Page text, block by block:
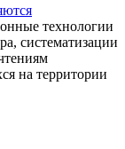
технологии
систематизации
на территории